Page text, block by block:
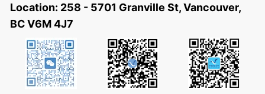
Location: 258 - 5701 Granville St, Vancouver,
BC V6M 4J7